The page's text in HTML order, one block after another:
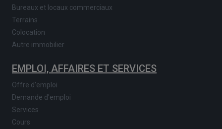
Bureaux et locaux commerciaux
Terrains
Colocation
Autre immobilier
EMPLOI, AFFAIRES ET SERVICES
Offre d'emploi
Demande d'emploi
Services
Cours